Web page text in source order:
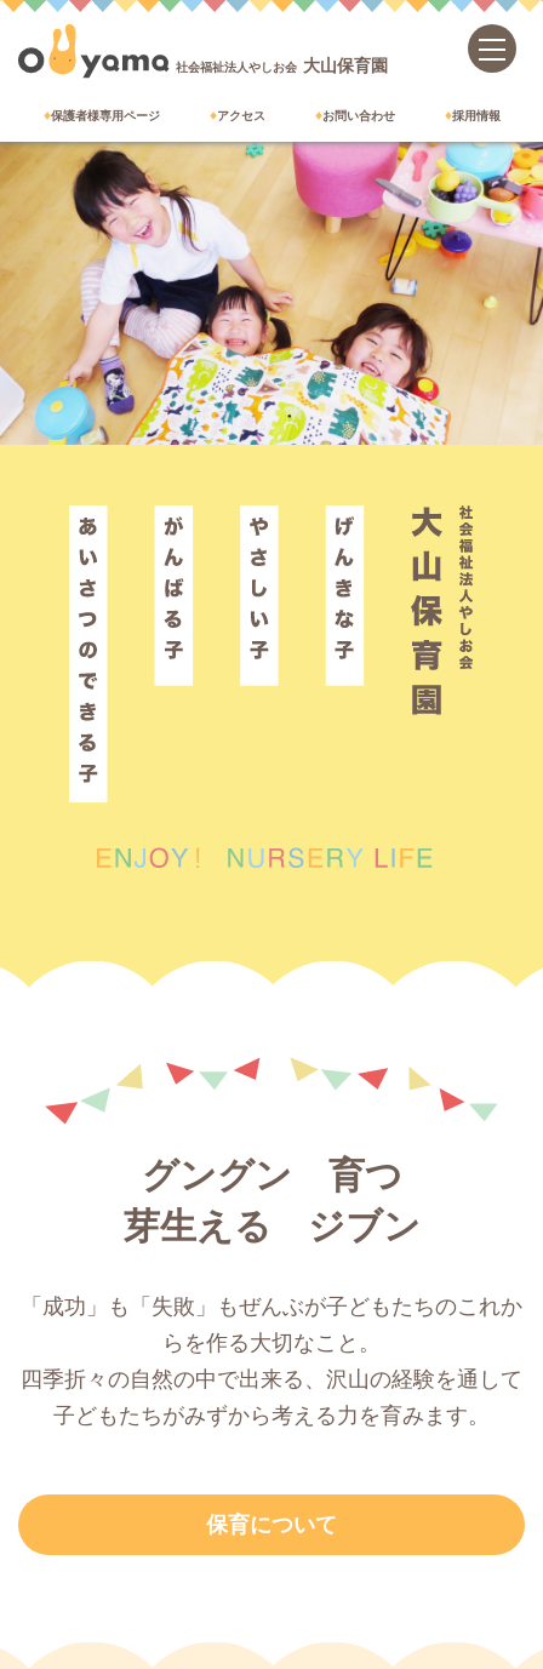
社会福祉法人やしお会 大山保育園
保護者様専用ページ アクセス お問い合わせ 採用情報
グングン 育つ
芽生える ジブン
「成功」も「失敗」もぜんぶが子どもたちのこれか
らを作る大切なこと。
四季折々の自然の中で出来る、沢山の経験を通して
子どもたちがみずから考える力を育みます。
保育について